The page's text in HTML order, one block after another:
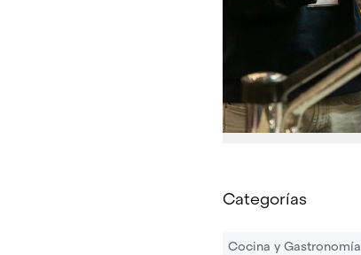
Categorías
Cocina y Gastronomía